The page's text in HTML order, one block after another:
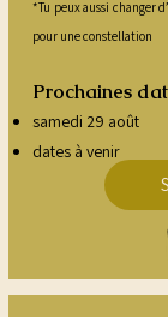
*Tu peux aussi changer
pour une constellation
Prochaines
samedi 29 août
dates à venir